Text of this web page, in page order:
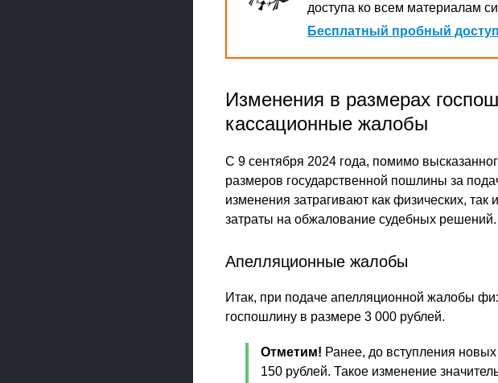
доступа ко всем материалам
Бесплатный пробный
Изменения в размерах
кассационные жалобы
С 9 сентября 2024 года, помимо
размеров государственной пошлины за
изменения затрагивают как физических,
затраты на обжалование судебных
Апелляционные жалобы
Итак, при подаче апелляционной жалобы
госпошлину в размере 3 000 рублей.
Отметим! Ранее, до вступления
150 рублей. Такое изменение